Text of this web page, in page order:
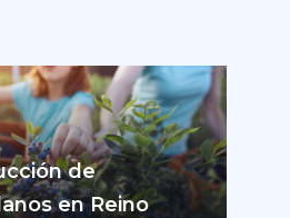
de
en Reino